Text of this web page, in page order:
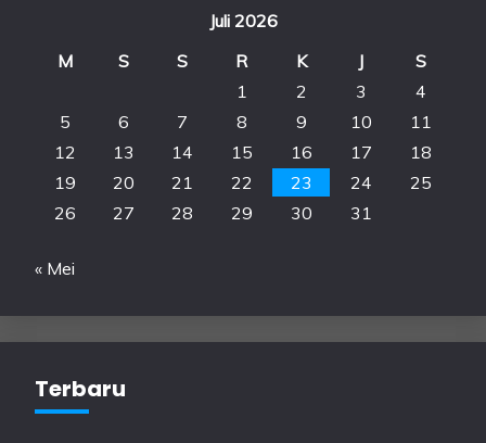
Juli 2026
M
S S R K J
S
1
2 3
4
5
6 7 8 9 10
11
12
13 14 15 16 17
18
19
20 21 22 23 24
25
26
27 28 29 30 31
« Mei
Terbaru